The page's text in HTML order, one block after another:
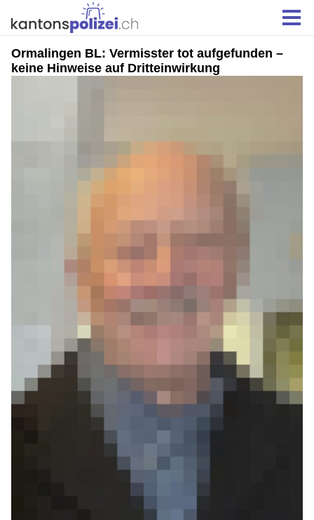
Ormalingen BL: Vermisster tot aufgefunden –
keine Hinweise auf Dritteinwirkung